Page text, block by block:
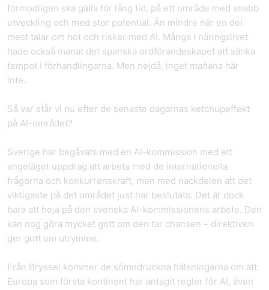
förmodligen ska gälla för lång tid, på ett område med snabb
utveckling och med stor potential. Än mindre när en del
mest talar om hot och risker med AI. Många i näringslivet
hade också manat det spanska ordförandeskapet att sänka
tempot i förhandlingarna. Men nejdå, inget mañana här
inte.
Så var står vi nu efter de senaste dagarnas ketchupeffekt
på AI-området?
Sverige har begåvats med en AI-kommission med ett
angeläget uppdrag att arbeta med de internationella
frågorna och konkurrenskraft, men med nackdelen att det
viktigaste på det området just har beslutats. Det är dock
bara att heja på den svenska AI-kommissionens arbete. Den
kan nog göra mycket gott om den tar chansen – direktiven
ger gott om utrymme.
Från Bryssel kommer de sömndruckna hälsningarna om att
Europa som första kontinent har antagit regler för AI, även